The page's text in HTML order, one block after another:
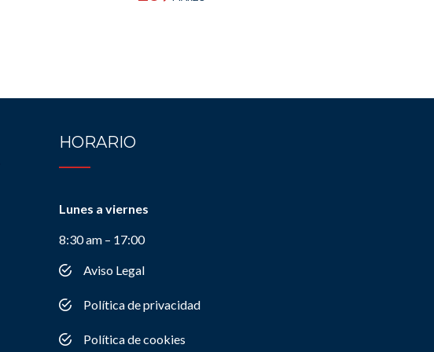
HORARIO
Lunes a viernes
8:30 am – 17:00
Aviso Legal
Política de privacidad
Política de cookies